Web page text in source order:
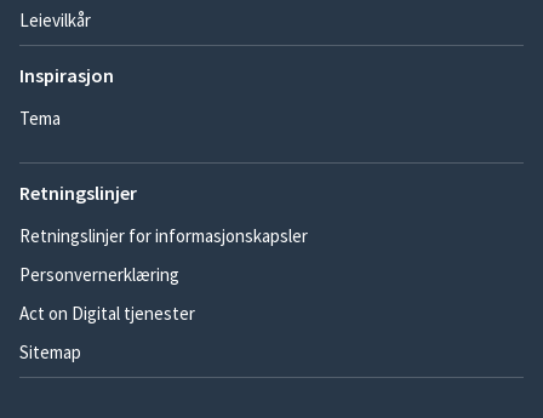
Leievilkår
Inspirasjon
Tema
Retningslinjer
Retningslinjer for informasjonskapsler
Personvernerklæring
Act on Digital tjenester
Sitemap